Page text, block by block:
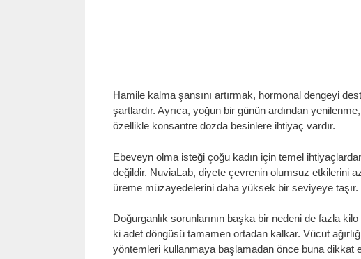
Hamile kalma şansını artırmak, hormonal dengeyi
şartlardır. Ayrıca, yoğun bir günün ardından
özellikle konsantre dozda besinlere ihtiyaç vardır.
Ebeveyn olma isteği çoğu kadın için temel
değildir. NuviaLab, diyete çevrenin olumsuz etkilerini
üreme müzayedelerini daha yüksek bir seviyeye taşır.
Doğurganlık sorunlarının başka bir nedeni de fazla
ki adet döngüsü tamamen ortadan kalkar. Vücut
yöntemleri kullanmaya başlamadan önce buna dikkat